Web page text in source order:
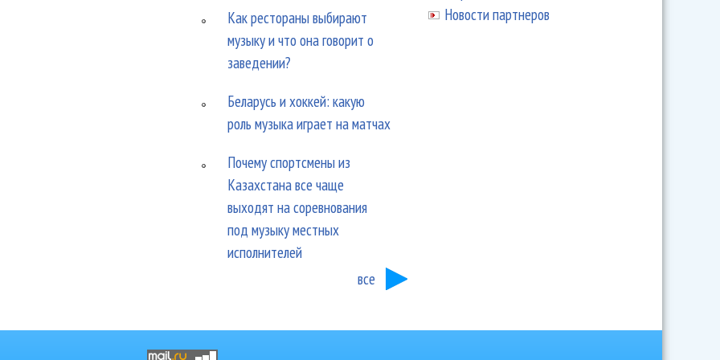
Как рестораны выбирают
музыку и что она говорит о
заведении?
Беларусь и хоккей: какую
роль музыка играет на матчах
Почему спортсмены из
Казахстана все чаще
выходят на соревнования
под музыку местных
исполнителей
все
Новости партнеров